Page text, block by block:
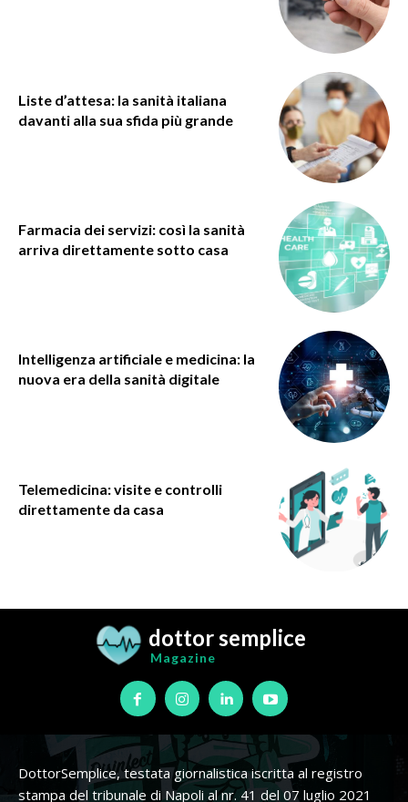
Liste d’attesa: la sanità italiana
davanti alla sua sfida più grande
Farmacia dei servizi: così la sanità
arriva direttamente sotto casa
Intelligenza artificiale e medicina: la
nuova era della sanità digitale
Telemedicina: visite e controlli
direttamente da casa
dottor semplice
Magazine
DottorSemplice, testata giornalistica iscritta al registro
stampa del tribunale di Napoli al nr. 41 del 07 luglio 2021